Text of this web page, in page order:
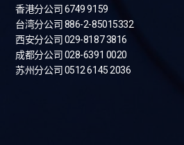
香港分公司 6749 9159
台湾分公司 886-2-85015332
西安分公司 029-8187 3816
成都分公司 028-6391 0020
苏州分公司 0512 6145 2036